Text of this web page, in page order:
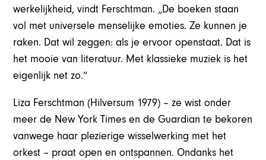
werkelijkheid, vindt Ferschtman. „De boeken staan
vol met universele menselijke emoties. Ze kunnen je
raken. Dat wil zeggen: als je ervoor openstaat. Dat is
het mooie van literatuur. Met klassieke muziek is het
eigenlijk net zo.”
Liza Ferschtman (Hilversum 1979) – ze wist onder
meer de New York Times en de Guardian te bekoren
vanwege haar plezierige wisselwerking met het
orkest – praat open en ontspannen. Ondanks het